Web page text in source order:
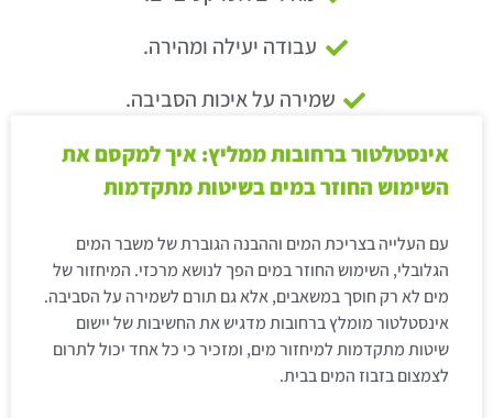
עבודה יעילה ומהירה.
שמירה על איכות הסביבה.
אינסטלטור ברחובות ממליץ: איך למקסם את
השימוש החוזר במים בשיטות מתקדמות
עם העלייה בצריכת המים וההבנה הגוברת של משבר המים
הגלובלי, השימוש החוזר במים הפך לנושא מרכזי. המיחזור של
מים לא רק חוסך במשאבים, אלא גם תורם לשמירה על הסביבה.
אינסטלטור מומלץ ברחובות מדגיש את החשיבות של יישום
שיטות מתקדמות למיחזור מים, ומזכיר כי כל אחד יכול לתרום
לצמצום בזבוז המים בבית.